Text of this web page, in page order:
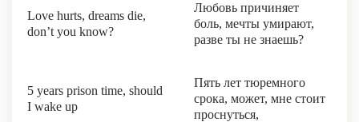
Love hurts, dreams die,
don’t you know?
Любовь причиняет
боль, мечты умирают,
разве ты не знаешь?
5 years prison time, should
I wake up
Пять лет тюремного
срока, может, мне стоит
проснуться,